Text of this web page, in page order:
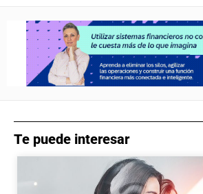
Te puede interesar